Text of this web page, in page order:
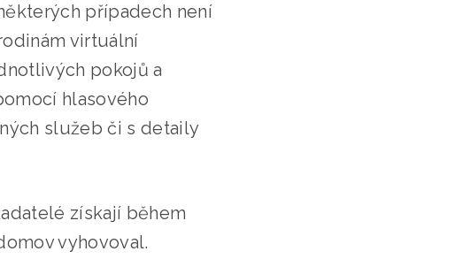
případech není
virtuální
pokojů a
hlasového
služeb či s detaily
získají během
vyhovoval.